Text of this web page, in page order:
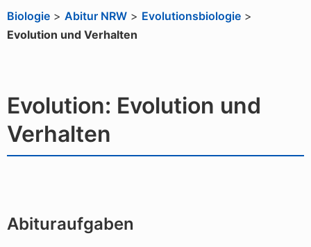
Biologie > Abitur NRW > Evolutionsbiologie >
Evolution und Verhalten
Evolution: Evolution und
Verhalten
Abituraufgaben